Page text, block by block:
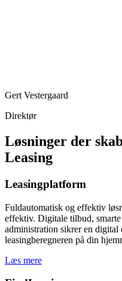
Gert Vestergaard
Direktør
Løsninger der
Leasing
Leasingplatform
Fuldautomatisk og effektiv
effektiv. Digitale tilbud,
administration sikrer en
leasingberegneren på din
Læs mere